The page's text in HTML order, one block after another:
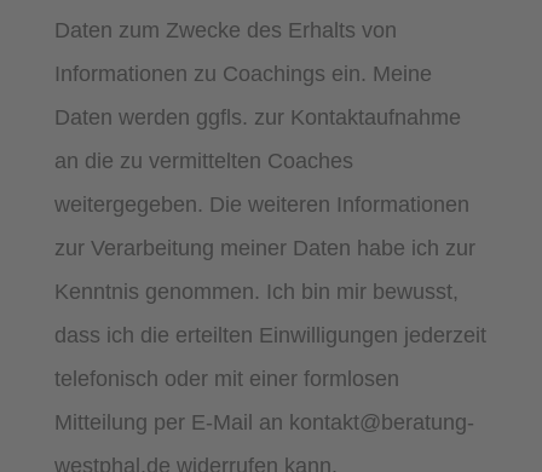
Daten zum Zwecke des Erhalts von
Informationen zu Coachings ein. Meine
Daten werden ggfls. zur Kontaktaufnahme
an die zu vermittelten Coaches
weitergegeben. Die weiteren Informationen
zur Verarbeitung meiner Daten habe ich zur
Kenntnis genommen. Ich bin mir bewusst,
dass ich die erteilten Einwilligungen jederzeit
telefonisch oder mit einer formlosen
Mitteilung per E-Mail an kontakt@beratung-
westphal.de widerrufen kann.